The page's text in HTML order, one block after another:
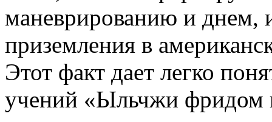
маневрированию и днем,
приземления в
Этот факт дает легко
учений «Ыльчжи фридом